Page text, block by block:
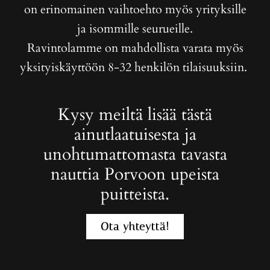
on erinomainen vaihtoehto myös yrityksille
ja isommille seurueille.
Ravintolamme on mahdollista varata myös
yksityiskäyttöön 8-32 henkilön tilaisuuksiin.
Kysy meiltä lisää tästä
ainutlaatuisesta ja
unohtumattomasta tavasta
nauttia Porvoon upeista
puitteista.
Ota yhteyttä!